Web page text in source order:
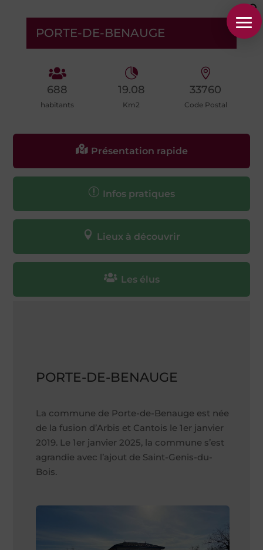
PORTE-DE-BENAUGE

688
habitants

19.08
Km2

33760
Code Postal
 Présentation rapide
r Infos pratiques
 Lieux à découvrir
 Les élus
PORTE-DE-BENAUGE
La commune de Porte-de-Benauge est née
de la fusion d’Arbis et Cantois le 1er janvier
2019. Le 1er janvier 2025, la commune s’est
agrandie avec l’ajout de Saint-Genis-du-
Bois.